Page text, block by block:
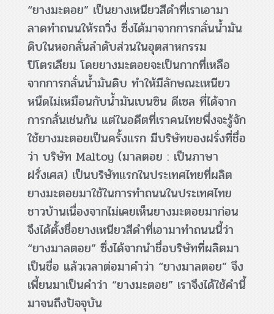
“ยางมะตอย” เป็นยางเหนียวสีดำที่เราเอามา
ลาดทำถนนให้รถวิ่ง ซึ่งได้มาจากการกลั่นน้ำมัน
ดิบในหอกลั่นลำดับส่วนในอุตสาหกรรม
ปิโตรเลียม โดยยางมะตอยจะเป็นกากที่เหลือ
จากการกลั่นน้ำมันดิบ ทำให้มีลักษณะเหนียว
หนืดไม่เหมือนกับน้ำมันเบนซิน ดีเซล ที่ได้จาก
การกลั่นเช่นกัน แต่ในอดีตที่เราคนไทยพึ่งจะรู้จัก
ใช้ยางมะตอยเป็นครั้งแรก มีบริษัทของฝรั่งที่ชื่อ
ว่า บริษัท Maltoy (มาลตอย : เป็นภาษา
ฝรั่งเศส) เป็นบริษัทแรกในประเทศไทยที่ผลิต
ยางมะตอยมาใช้ในการทำถนนในประเทศไทย
ชาวบ้านเนื่องจากไม่เคยเห็นยางมะตอยมาก่อน
จึงได้ตั้งชื่อยางเหนียวสีดำที่เอามาทำถนนนี้ว่า
“ยางมาลตอย” ซึ่งได้จากนำชื่อบริษัทที่ผลิตมา
เป็นชื่อ แล้วเวลาต่อมาคำว่า “ยางมาลตอย” จึง
เพี้ยนมาเป็นคำว่า “ยางมะตอย” เราจึงได้ใช้คำนี้
มาจนถึงปัจจุบัน